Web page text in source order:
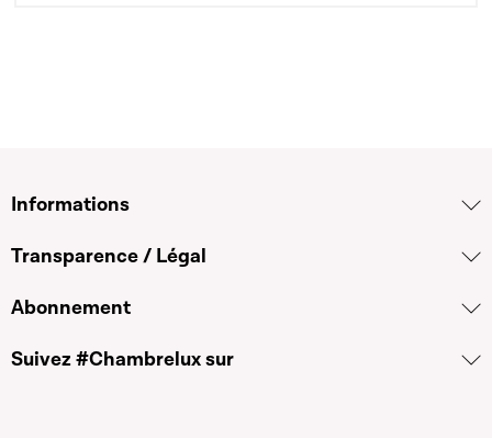
Informations
Transparence / Légal
Abonnement
Suivez #Chambrelux sur